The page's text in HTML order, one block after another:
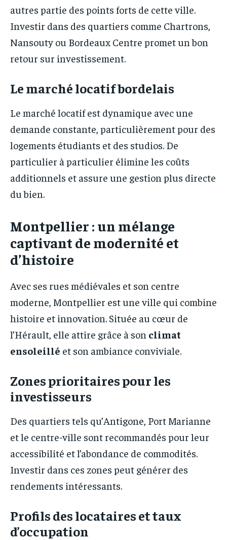
autres partie des points forts de cette ville.
Investir dans des quartiers comme Chartrons,
Nansouty ou Bordeaux Centre promet un bon
retour sur investissement.
Le marché locatif bordelais
Le marché locatif est dynamique avec une
demande constante, particulièrement pour des
logements étudiants et des studios. De
particulier à particulier élimine les coûts
additionnels et assure une gestion plus directe
du bien.
Montpellier : un mélange
captivant de modernité et
d’histoire
Avec ses rues médiévales et son centre
moderne, Montpellier est une ville qui combine
histoire et innovation. Située au cœur de
l’Hérault, elle attire grâce à son climat
ensoleillé et son ambiance conviviale.
Zones prioritaires pour les
investisseurs
Des quartiers tels qu’Antigone, Port Marianne
et le centre-ville sont recommandés pour leur
accessibilité et l’abondance de commodités.
Investir dans ces zones peut générer des
rendements intéressants.
Profils des locataires et taux
d’occupation